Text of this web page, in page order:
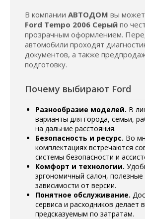
В компании АВТОДОМ вы
Ford Tempo 2006 Серый по
прозрачным оформлением.
автомобили проходят
документов, а также
подготовку.
Почему выбирают Ford
Разнообразие моделей. В
варианты для города, семьи,
на дальние расстояния.
Безопасность и ресурс. Во
комплектациях встречаются
системы безопасности и
Комфорт и технологии.
эргономичный салон, полезные
зависимости от версии.
Понятное обслуживание.
сервиса и расходников делает
предсказуемым по затратам.